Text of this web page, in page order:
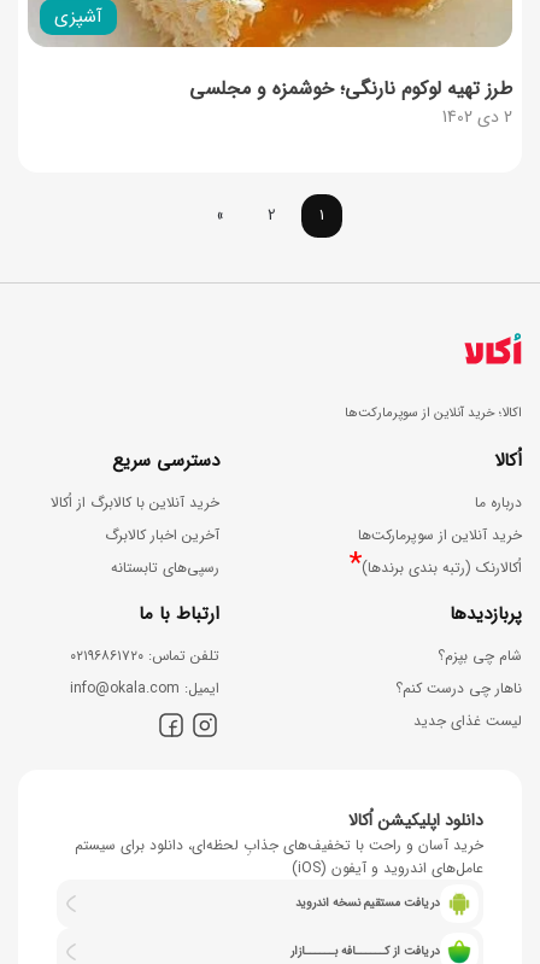
آشپزی
2 دی 1402
طرز تهیه لوکوم نارنگی؛ خوشمزه و مجلسی
1
2
»
اکالا؛ خرید آنلاین از سوپرمارکت‌ها
اُکالا
درباره ما
خرید آنلاین از سوپرمارکت‌ها
اُکالارنک (رتبه بندی برندها)*
دسترسی سریع
خرید آنلاین با کالابرگ از اُکالا
آخرین اخبار کالابرگ
رسپی‌های تابستانه
پربازدیدها
شام چی بپزم؟
ناهار چی درست کنم؟
لیست غذای جدید
ارتباط با ما
ﺗﻠﻔﻦ ﺗﻤﺎس: ۰۲۱۹۶۸۶۱۷۲۰
اﯾﻤﯿﻞ: info@okala.com
دانلود اپلیکیشن اُکالا
خرید آسان و راحت با تخفیف‌های جذابِ لحظه‌ای، دانلود برای سیستم
عامل‌های اندروید و آیفون (iOS)
دریافت مستقیم نسخه اندروید
دریافت از کــــــافه بــــــازار